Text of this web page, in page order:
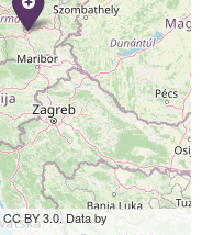
BY 3.0. Data by